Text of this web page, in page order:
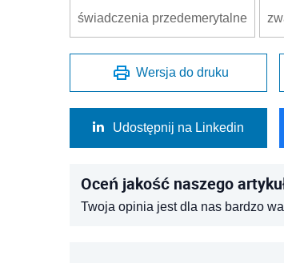
świadczenia przedemerytalne
Wersja do druku
Udostępnij na Linkedin
Oceń jakość naszego
Twoja opinia jest dla nas bardzo